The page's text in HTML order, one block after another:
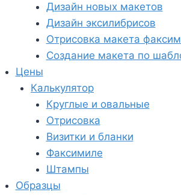
Дизайн новых макетов
Дизайн эксилибрисов
Отрисовка макета
Создание макета по
Цены
Калькулятор
Круглые и овальные
Отрисовка
Визитки и бланки
Факсимиле
Штампы
Образцы